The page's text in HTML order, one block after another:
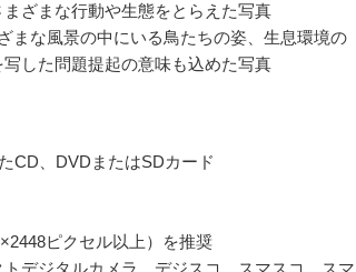
ざまな行動や生態をとらえた写真
まな風景の中にいる鳥たちの姿、生息環境の
した問題提起の意味も込めた写真
CD、DVDまたはSDカード
ピクセル以上）を推奨
デジタルカメラ、デジスコ、スマスコ、スマ